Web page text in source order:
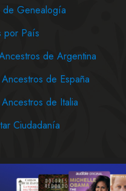
Genealogía
por País
de Argentina
de España
de Italia
Ciudadanía